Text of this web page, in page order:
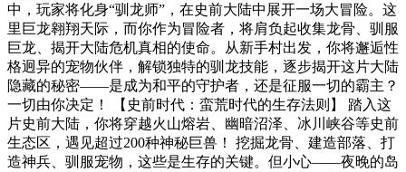
中，玩家将化身“驯龙师”，在史前大陆中展开一场大冒险。这
里巨龙翱翔天际，而你作为冒险者，将肩负起收集龙骨、驯服
巨龙、揭开大陆危机真相的使命。从新手村出发，你将邂逅性
格迥异的宠物伙伴，解锁独特的驯龙技能，逐步揭开这片大陆
隐藏的秘密——是成为和平的守护者，还是征服一切的霸主？
一切由你决定！ 【史前时代：蛮荒时代的生存法则】 踏入这
片史前大陆，你将穿越火山熔岩、幽暗沼泽、冰川峡谷等史前
生态区，遇见超过200种神秘巨兽！ 挖掘龙骨、建造部落、打
造神兵、驯服宠物，这些是生存的关键。但小心——夜晚的岛